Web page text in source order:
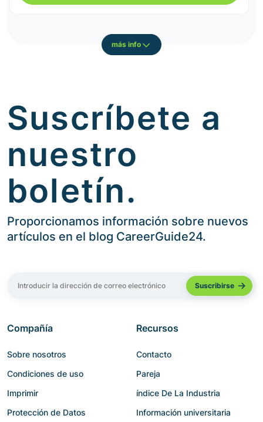
más info
Suscríbete a
nuestro
boletín.
Proporcionamos información sobre nuevos
artículos en el blog CareerGuide24.
Compañía
Sobre nosotros
Condiciones de uso
Imprimir
Protección de Datos
Recursos
Contacto
Pareja
índice De La Industria
Información universitaria